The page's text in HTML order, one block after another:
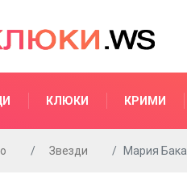
КЛЮКИ КРИМИ
Звезди Мария